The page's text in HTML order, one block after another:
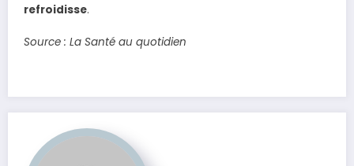
refroidisse.
Source : La Santé au quotidien